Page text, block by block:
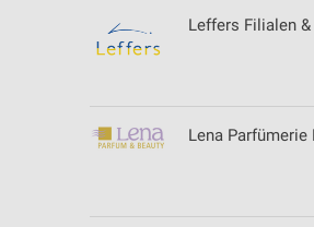
Leffers Filialen
Lena